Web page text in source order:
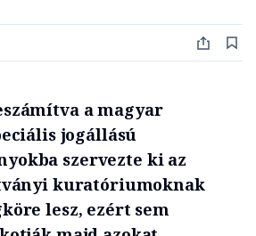
a magyar
jogállású
szervezte ki az
kuratóriumoknak
lesz, ezért sem